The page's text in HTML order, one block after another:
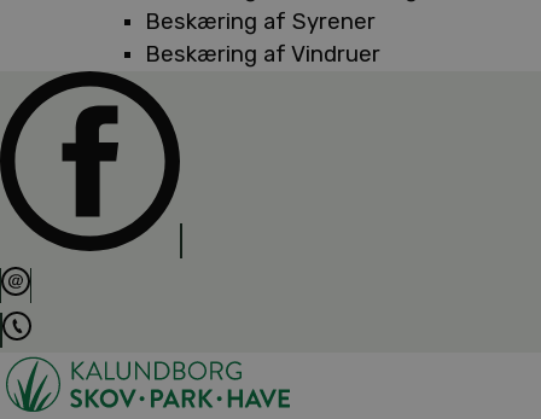
Beskæring af Syrener
Beskæring af Vindruer